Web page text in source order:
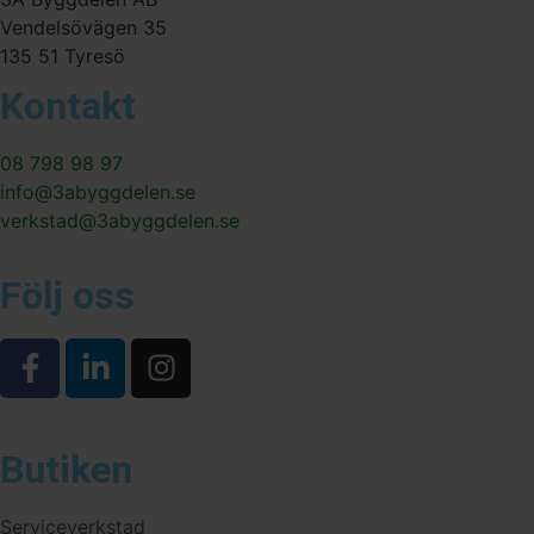
Vendelsövägen 35
135 51 Tyresö
Kontakt
08 798 98 97
info@3abyggdelen.se
verkstad@3abyggdelen.se
Följ oss
Butiken
Serviceverkstad